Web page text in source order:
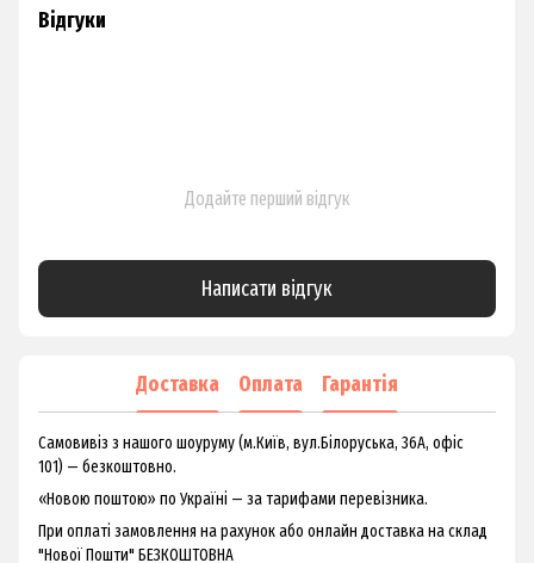
Відгуки
Додайте перший відгук
Написати відгук
Доставка Оплата Гарантія
Самовивіз з нашого шоуруму (м.Київ, вул.Білоруська, 36А, офіс
101) — безкоштовно.
«Новою поштою» по Україні — за тарифами перевізника.
При оплаті замовлення на рахунок або онлайн доставка на склад
"Нової Пошти" БЕЗКОШТОВНА